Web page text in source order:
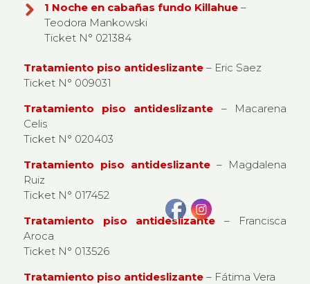
1 Noche en cabañas fundo Killahue–
Teodora Mankowski
Ticket N° 021384
Tratamiento piso antideslizante – Eric Saez
Ticket N° 009031
Tratamiento piso antideslizante – Macarena
Celis
Ticket N° 020403
Tratamiento piso antideslizante– Magdalena
Ruiz
Ticket N° 017452
Tratamiento piso antideslizante– Francisca
Aroca
Ticket N° 013526
Tratamiento piso antideslizante– Fátima Vera